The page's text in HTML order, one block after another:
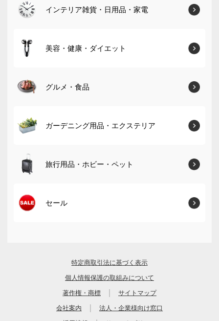
インテリア雑貨・日用品・家電
美容・健康・ダイエット
グルメ・食品
ガーデニング用品・エクステリア
旅行用品・ホビー・ペット
セール
特定商取引法に基づく表示
個人情報保護の取組みについて
著作権・商標 サイトマップ
会社案内 法人・企業様向け窓口